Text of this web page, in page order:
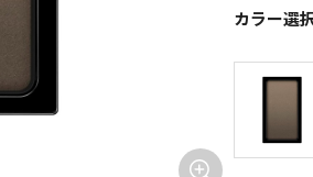
カラー選